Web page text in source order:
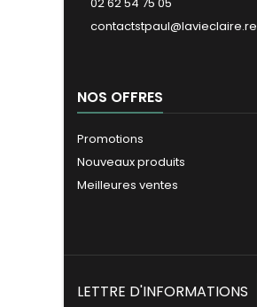
contactstpaul@lavieclaire.re
NOS OFFRES
Promotions
Nouveaux produits
Meilleures ventes
LETTRE D'INFORMATIONS